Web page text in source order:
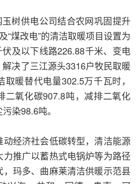
树供电公司结合农网巩固提升
“煤改电”的清洁取暖项目设置为
伏及以下线路226.88千米、变电
决了三江源头3316户牧民取暖
暖替代电量302.5万千瓦时，
二氧化碳907.8吨，减排二氧化
染98.6吨。
经济社会低碳转型，清洁能源
推广以蓄热式电锅炉等为路径
玛多、曲麻莱清洁供暖示范县